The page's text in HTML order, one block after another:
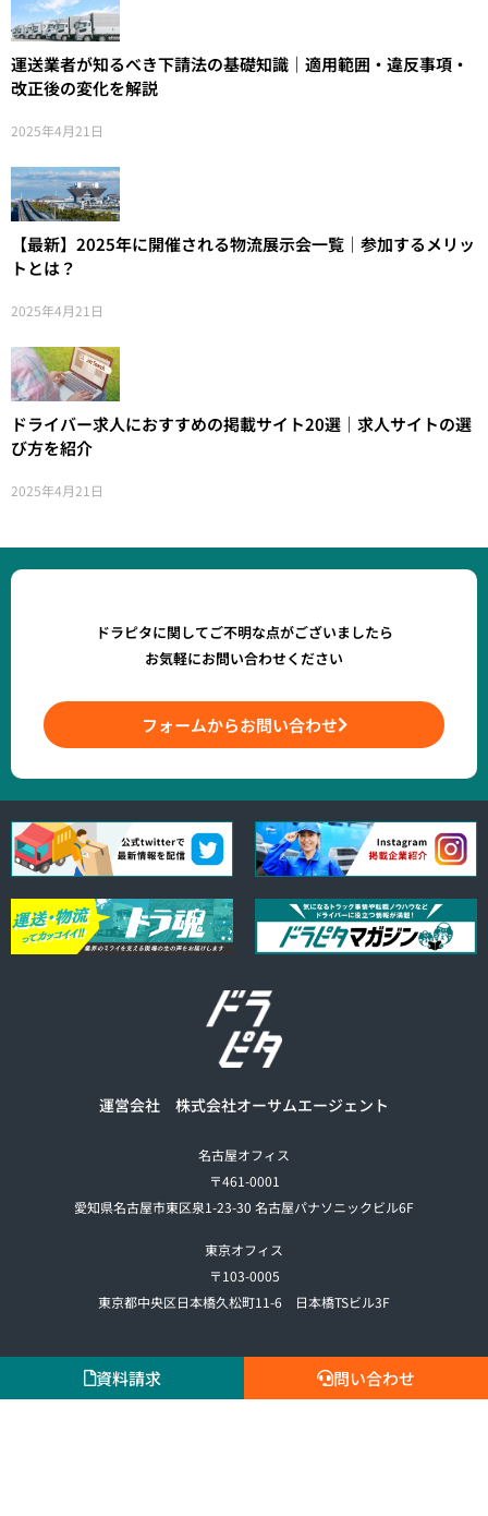
運送業者が知るべき下請法の基礎知識｜適用範囲・違反事項・
改正後の変化を解説
2025年4月21日
【最新】2025年に開催される物流展示会一覧｜参加するメリッ
トとは？
2025年4月21日
ドライバー求人におすすめの掲載サイト20選｜求人サイトの選
び方を紹介
2025年4月21日
ドラピタに関してご不明な点がございましたら
お気軽にお問い合わせください
フォームからお問い合わせ
運営会社 株式会社オーサムエージェント
名古屋オフィス
〒461-0001
愛知県名古屋市東区泉1-23-30 名古屋パナソニックビル6F
東京オフィス
〒103-0005
東京都中央区日本橋久松町11-6 日本橋TSビル3F
会社概要 プライバシーポリシー
資料請求 問い合わせ